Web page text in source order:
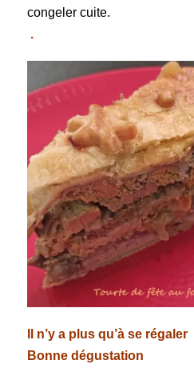
congeler cuite.
.
Il n’y a plus qu’à se régaler
Bonne dégustation